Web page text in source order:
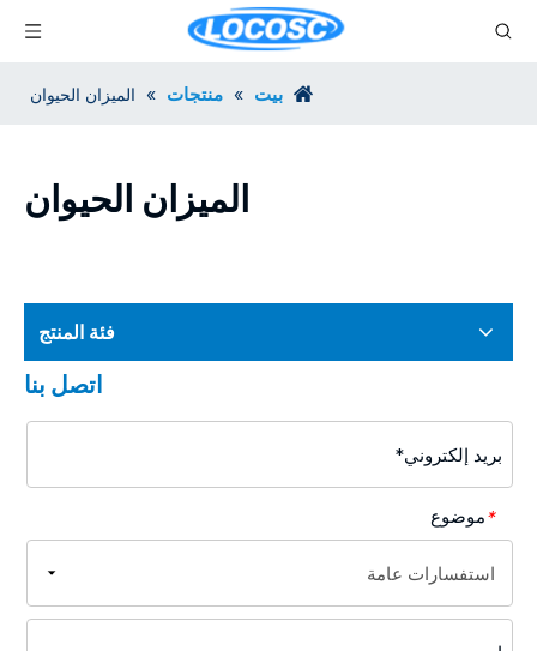
بيت » منتجات » الميزان الحيوان
الميزان الحيوان
فئة المنتج
اتصل بنا
*موضوع